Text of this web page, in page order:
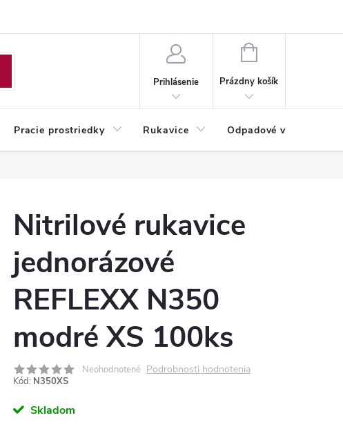
Prihlásenie
NÁKUPNÝ
Prázdny košík
Pracie prostriedky Rukavice Odpadové vrecia
Nitrilové rukavice
jednorázové
REFLEXX N350
modré XS 100ks
Neohodnotené Podrobnosti hodnotenia
Kód: N350XS
Skladom